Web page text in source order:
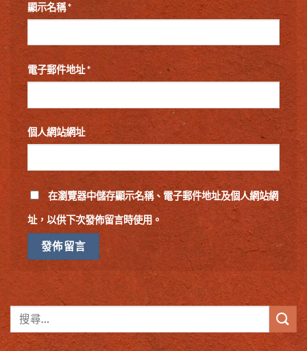
顯示名稱*
電子郵件地址*
個人網站網址
在瀏覽器中儲存顯示名稱、電子郵件地址及個人網站網
址，以供下次發佈留言時使用。